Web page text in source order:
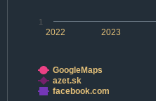
2022 2023
1
GoogleMaps
azet.sk
facebook.com